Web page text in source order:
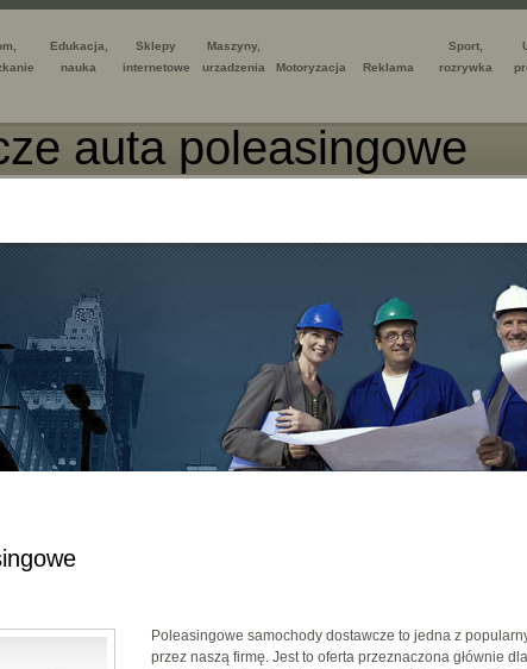
Edukacja,
nauka
Sklepy
internetowe
Maszyny,
urzadzenia
Motoryzacja Reklama
Sport,
rozrywka
auta poleasingowe
Poleasingowe samochody dostawcze to jedna z
przez naszą firmę. Jest to oferta przeznaczona głównie